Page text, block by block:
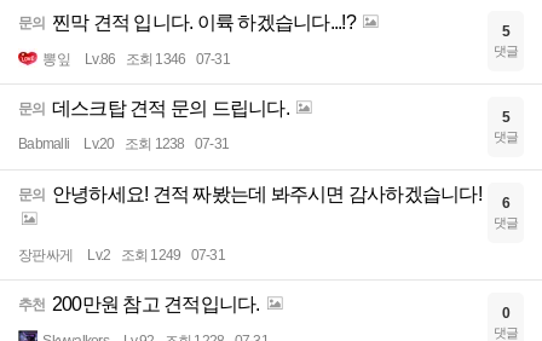
문의 찐막 견적 입니다. 이륙 하겠습니다...!?
뽕잎 Lv.86 조회 1346 07-31
5
댓글
문의 데스크탑 견적 문의 드립니다.
Babmalli Lv.20 조회 1238 07-31
5
댓글
문의 안녕하세요! 견적 짜봤는데 봐주시면 감사하겠습니다!
장판싸게 Lv.2 조회 1249 07-31
6
댓글
추천 200만원 참고 견적입니다. 0
댓글